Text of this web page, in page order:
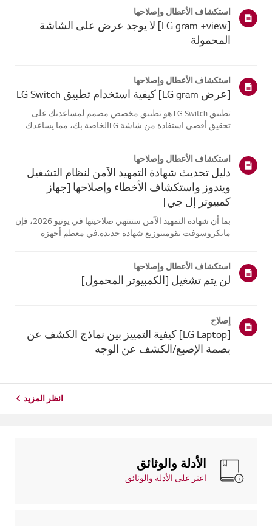
تختلف الصور أو ا...
استكشاف الأعطال وإصلاحها
[LG gram +view] لا يوجد عرض على الشاشة
المحمولة
استكشاف الأعطال وإصلاحها
[عرض LG gram] كيفية استخدام تطبيق LG Switch
تطبيق LG Switch هو تطبيق مخصص مصمم لمساعدتك على
تحقيق أقصى استفادة من شاشة LGالخاصة بك، مما يساعدك
لك [وضع الحياة] تعيين خلفي...
استكشاف الأعطال وإصلاحها
دليل تحديث شهادة التمهيد الآمن لنظام التشغيل
ويندوز واستكشاف الأخطاء وإصلاحها [جهاز
كمبيوتر إل جي]
بما أن شهادة التمهيد الآمن ستنتهي صلاحيتها في يونيو 2026، فإن
مايكروسوفت تقومبتوزيع شهادة جديدة.في معظم أجهزة
ذلك، إذا فشل ج...
استكشاف الأعطال وإصلاحها
لن يتم تشغيل [الكمبيوتر المحمول]
إصلاح
[LG Laptop] كيفية التمييز بين نماذج الكشف عن
بصمة الإصبع/الكشف عن الوجه
انظر المزيد
الأدلة والوثائق
اعثر على الأدلة والوثائق